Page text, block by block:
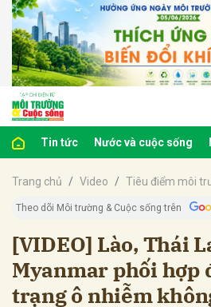
Tin tức Nước và cuộc sống
Trang chủ Video Tiêu điểm môi
Theo dõi Môi trường & Cuộc sống trên
[VIDEO] Lào, Thái
Myanmar phối hợp
trạng ô nhiễm
luận